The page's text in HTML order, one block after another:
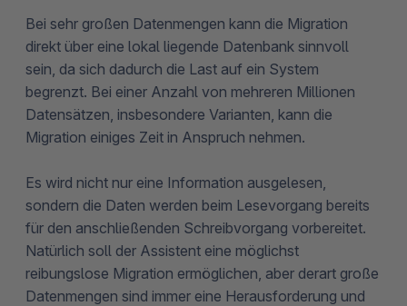
Bei sehr großen Datenmengen kann die Migration
direkt über eine lokal liegende Datenbank sinnvoll
sein, da sich dadurch die Last auf ein System
begrenzt. Bei einer Anzahl von mehreren Millionen
Datensätzen, insbesondere Varianten, kann die
Migration einiges Zeit in Anspruch nehmen.
Es wird nicht nur eine Information ausgelesen,
sondern die Daten werden beim Lesevorgang bereits
für den anschließenden Schreibvorgang vorbereitet.
Natürlich soll der Assistent eine möglichst
reibungslose Migration ermöglichen, aber derart große
Datenmengen sind immer eine Herausforderung und